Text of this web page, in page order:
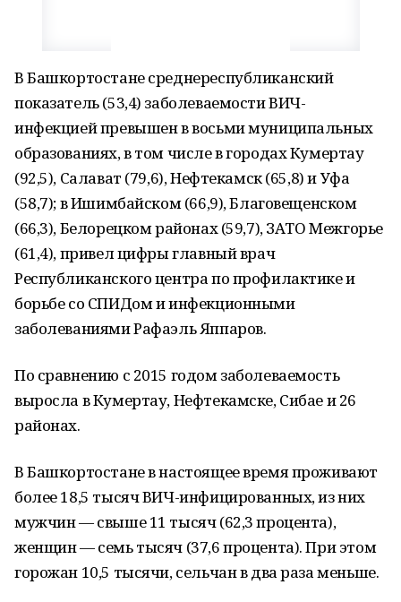
В Башкортостане среднереспубликанский
показатель (53,4) заболеваемости ВИЧ-
инфекцией превышен в восьми муниципальных
образованиях, в том числе в городах Кумертау
(92,5), Салават (79,6), Нефтекамск (65,8) и Уфа
(58,7); в Ишимбайском (66,9), Благовещенском
(66,3), Белорецком районах (59,7), ЗАТО Межгорье
(61,4), привел цифры главный врач
Республиканского центра по профилактике и
борьбе со СПИДом и инфекционными
заболеваниями Рафаэль Яппаров.
По сравнению с 2015 годом заболеваемость
выросла в Кумертау, Нефтекамске, Сибае и 26
районах.
В Башкортостане в настоящее время проживают
более 18,5 тысяч ВИЧ-инфицированных, из них
мужчин — свыше 11 тысяч (62,3 процента),
женщин — семь тысяч (37,6 процента). При этом
горожан 10,5 тысячи, сельчан в два раза меньше.